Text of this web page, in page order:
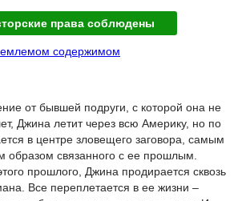
права соблюдены
содержимом
от бывшей подруги, с которой она не
Джина летит через всю Америку, но по
в центре зловещего заговора, самым
образом связанного с ее прошлым.
прошлого, Джина продирается сквозь
Все переплетается в ее жизни –